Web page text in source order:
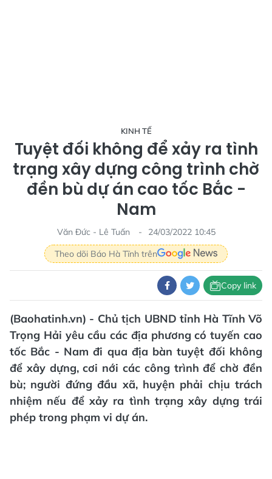
KINH TẾ
Tuyệt đối không để xảy ra tình
trạng xây dựng công trình chờ
đền bù dự án cao tốc Bắc -
Nam
Văn Đức - Lê Tuấn
24/03/2022 10:45
Theo dõi Báo Hà Tĩnh trên
Copy link
(Baohatinh.vn) - Chủ tịch UBND tỉnh Hà Tĩnh Võ
Trọng Hải yêu cầu các địa phương có tuyến cao
tốc Bắc - Nam đi qua địa bàn tuyệt đối không
để xây dựng, cơi nới các công trình để chờ đền
bù; người đứng đầu xã, huyện phải chịu trách
nhiệm nếu để xảy ra tình trạng xây dựng trái
phép trong phạm vi dự án.